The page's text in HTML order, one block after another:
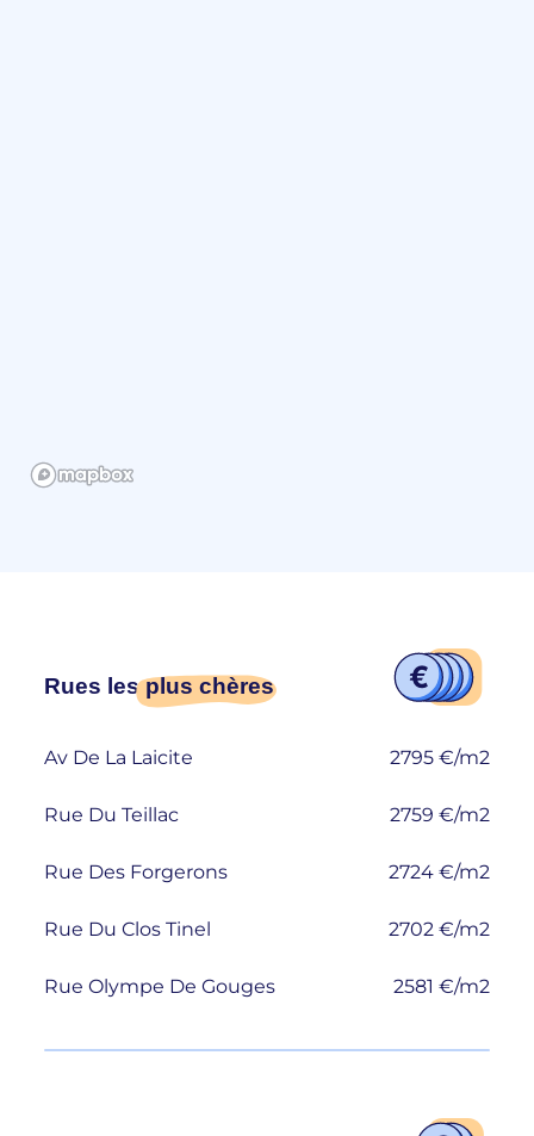
Rues lesplus chères
Av De La Laicite 2795 €/m2
Rue Du Teillac 2759 €/m2
Rue Des Forgerons 2724 €/m2
Rue Du Clos Tinel 2702 €/m2
Rue Olympe De Gouges 2581 €/m2